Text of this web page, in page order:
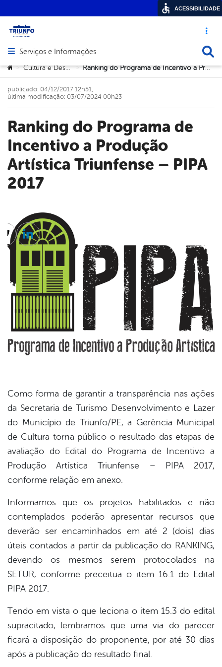
Acesso
Abrir menu principal de navegação
Serviços e Informações
Você está aqui:
> Cultura e Desportos > Ranking do Programa de Incentivo a Produção Artística Triunfense – PIPA 2017
Ranking do Programa de
Incentivo a Produção
Artística Triunfense – PIPA
2017
publicado: 04/12/2017 12h51,
última modificação: 03/07/2024 00h23
Como forma de garantir a transparência nas ações
da Secretaria de Turismo Desenvolvimento e Lazer
do Município de Triunfo/PE, a Gerência Municipal
de Cultura torna público o resultado das etapas de
avaliação do Edital do Programa de Incentivo a
Produção Artística Triunfense – PIPA 2017,
conforme relação em anexo.
Informamos que os projetos habilitados e não
contemplados poderão apresentar recursos que
deverão ser encaminhados em até 2 (dois) dias
úteis contados a partir da publicação do RANKING,
devendo os mesmos serem protocolados na
SETUR, conforme preceitua o item 16.1 do Edital
PIPA 2017.
Tendo em vista o que leciona o item 15.3 do edital
supracitado, lembramos que uma via do parecer
ficará a disposição do proponente, por até 30 dias
após a publicação do resultado final.
Twitter
Linkedin
ACESSIBILIDADE